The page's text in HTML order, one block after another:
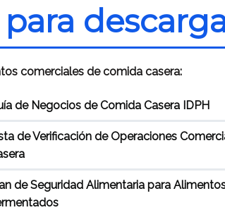
comerciales de comida casera:
de Negocios de Comida Casera IDPH
de Verificación de Operaciones
de Seguridad Alimentaria para